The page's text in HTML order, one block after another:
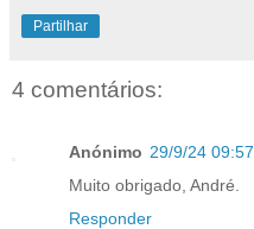
Partilhar
4 comentários:
Anónimo 29/9/24 09:57
Muito obrigado, André.
Responder